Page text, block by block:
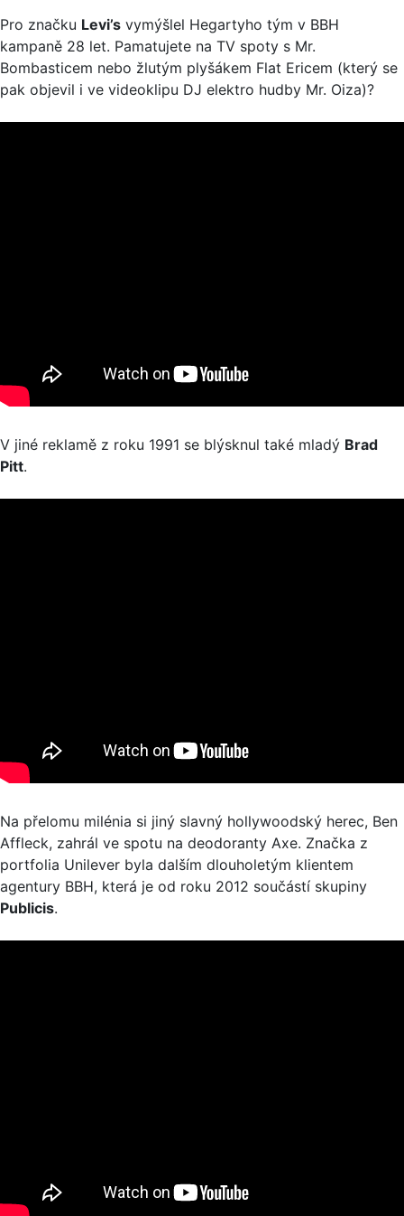
Pro značku Levi’s vymýšlel Hegartyho tým v BBH
kampaně 28 let. Pamatujete na TV spoty s Mr.
Bombasticem nebo žlutým plyšákem Flat Ericem (který se
pak objevil i ve videoklipu DJ elektro hudby Mr. Oiza)?
V jiné reklamě z roku 1991 se blýsknul také mladý Brad
Pitt.
Na přelomu milénia si jiný slavný hollywoodský herec, Ben
Affleck, zahrál ve spotu na deodoranty Axe. Značka z
portfolia Unilever byla dalším dlouholetým klientem
agentury BBH, která je od roku 2012 součástí skupiny
Publicis.